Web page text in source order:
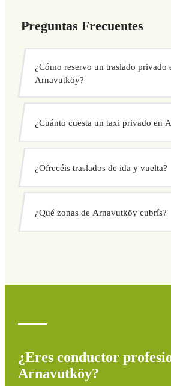
Preguntas Frecuentes
¿Cómo reservo un traslado privado
Arnavutköy?
Usa nuestro formulario de reserva para
tu traslado al instante. Elige recogida y
¿Cuánto cuesta un taxi privado en
fijo cerrado antes de salir. Sin cargos
Consulta tu precio al instante en el
¿Ofrecéis traslados de ida y vuelta?
directamente desde nuestro sistema de
¿Qué zonas de Arnavutköy cubrís?
¿Eres conductor
Arnavutköy?